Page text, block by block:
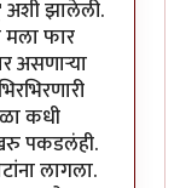
झालेली.
मला फार
असणाऱ्या
कधी
पकडलंही.
लागला.